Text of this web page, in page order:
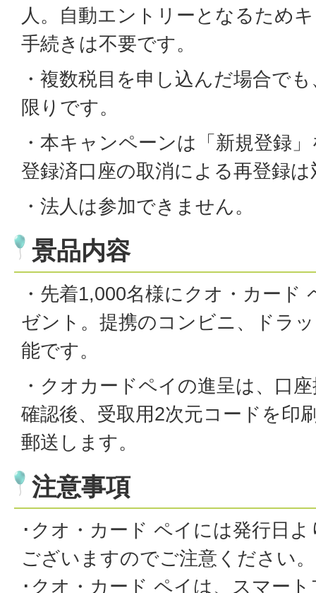
人。自動エントリーとなるため
手続きは不要です。
・複数税目を申し込んだ場合で
限りです。
・本キャンペーンは「新規登録
登録済口座の取消による再登録
・法人は参加できません。
景品内容
・先着1,000名様にクオ・カード
ゼント。提携のコンビニ、ドラ
能です。
・クオカードペイの進呈は、口
確認後、受取用2次元コードを印
郵送します。
注意事項
･クオ・カード ペイには発行日
ございますのでご注意ください。
･クオ・カード ペイは、スマー